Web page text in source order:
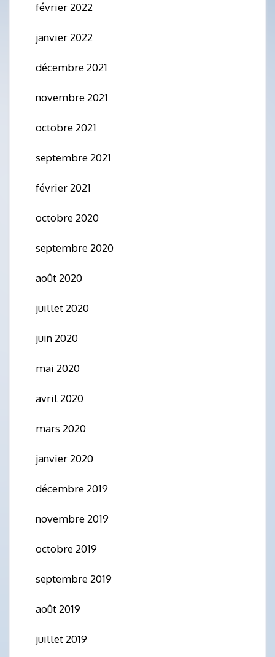
février 2022
janvier 2022
décembre 2021
novembre 2021
octobre 2021
septembre 2021
février 2021
octobre 2020
septembre 2020
août 2020
juillet 2020
juin 2020
mai 2020
avril 2020
mars 2020
janvier 2020
décembre 2019
novembre 2019
octobre 2019
septembre 2019
août 2019
juillet 2019